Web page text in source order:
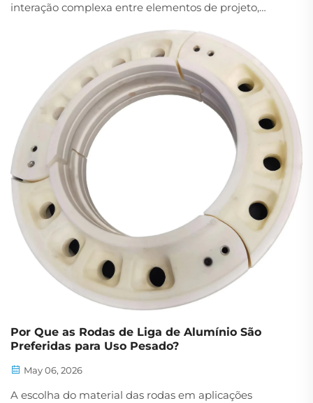
interação complexa entre elementos de projeto,
em condições extremas. Entre os componentes
críticos que influenciam diretamente a mobilidade
tática e a proteção da tripulação, o alumínio...
Por Que as Rodas de Liga de Alumínio São
Preferidas para Uso Pesado?
May 06, 2026
A escolha do material das rodas em aplicações